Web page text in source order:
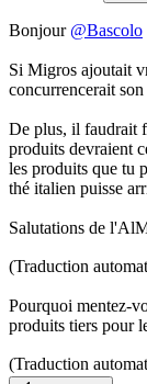
Bonjour @Bascolo
Si Migros ajoutait
concurrencerait
De plus, il faudrait
produits devraient
les produits que tu
thé italien puisse
Salutations de
(Traduction
Pourquoi mentez-
produits tiers pour
(Traduction